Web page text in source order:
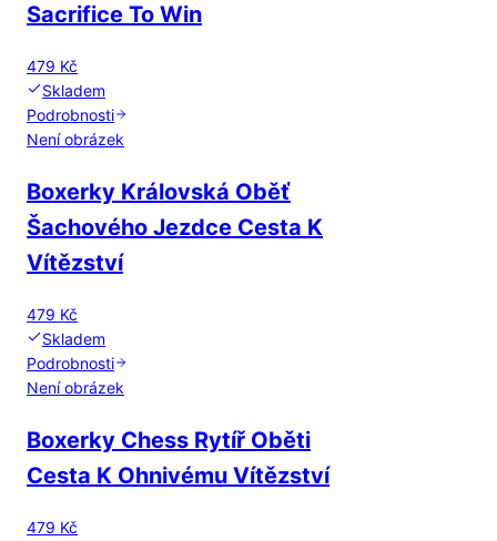
Sacrifice To Win
479 Kč
Skladem
Podrobnosti
Není obrázek
Boxerky Královská Oběť
Šachového Jezdce Cesta K
Vítězství
479 Kč
Skladem
Podrobnosti
Není obrázek
Boxerky Chess Rytíř Oběti
Cesta K Ohnivému Vítězství
479 Kč